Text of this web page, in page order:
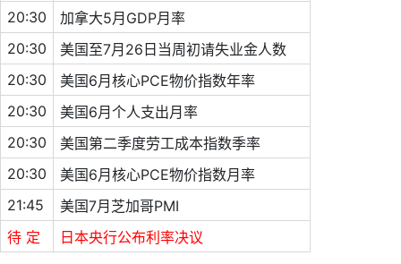
20:30
加拿大5月GDP月率
20:30
美国至7月26日当周初请失业金人数
20:30
美国6月核心PCE物价指数年率
20:30
美国6月个人支出月率
20:30
美国第二季度劳工成本指数季率
20:30
美国6月核心PCE物价指数月率
21:45
美国7月芝加哥PMI
待 定
日本央行公布利率决议